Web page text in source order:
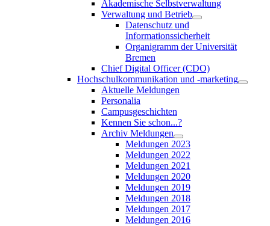
Akademische Selbstverwaltung
Verwaltung und Betrieb
Datenschutz und
Informationssicherheit
Organigramm der Universität
Bremen
Chief Digital Officer (CDO)
Hochschulkommunikation und -marketing
Aktuelle Meldungen
Personalia
Campusgeschichten
Kennen Sie schon...?
Archiv Meldungen
Meldungen 2023
Meldungen 2022
Meldungen 2021
Meldungen 2020
Meldungen 2019
Meldungen 2018
Meldungen 2017
Meldungen 2016